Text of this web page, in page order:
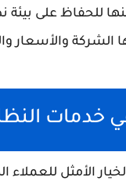
للحفاظ على
الشركة والأسعار
الأمثل للعملاء